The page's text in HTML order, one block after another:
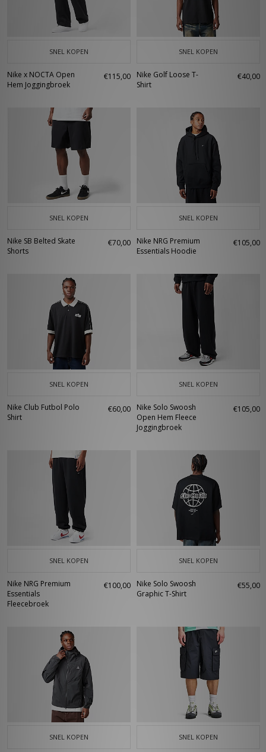
SNEL KOPEN
Nike x NOCTA Open
Hem Joggingbroek
€115,00
SNEL KOPEN
Nike Golf Loose T-
Shirt
€40,00
SNEL KOPEN
Nike SB Belted Skate
Shorts
€70,00
SNEL KOPEN
Nike NRG Premium
Essentials Hoodie
€105,00
SNEL KOPEN
Nike Club Futbol Polo
Shirt
€60,00
SNEL KOPEN
Nike Solo Swoosh
Open Hem Fleece
Joggingbroek
€105,00
SNEL KOPEN
Nike NRG Premium
Essentials
Fleecebroek
€100,00
SNEL KOPEN
Nike Solo Swoosh
Graphic T-Shirt
€55,00
SNEL KOPEN SNEL KOPEN